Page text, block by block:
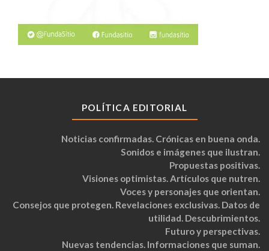
POLÍTICA EDITORIAL
Noticias confirmadas. Crónicas en buena onda.
Sonidos e imágenes que ilustran.
Propuestas positivas.
Visiones optimistas. Artículos que nutren.
Voces y personajes que orientan.
Consejos que protegen. Revelaciones exclusivas. Datos de
utilidad. Descubrimientos.
Futuro y perspectivas.
Nuevas tendencias. Informaciones que suman.